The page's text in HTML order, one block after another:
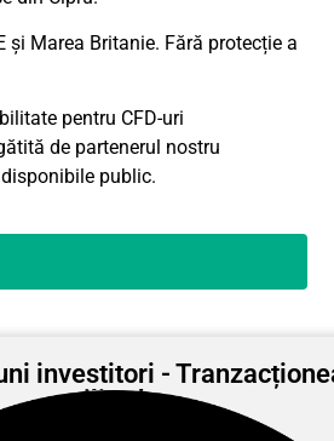
Marea Britanie. Fără protecție a
pentru CFD-uri
de partenerul nostru
public.
investitori -
miliardar